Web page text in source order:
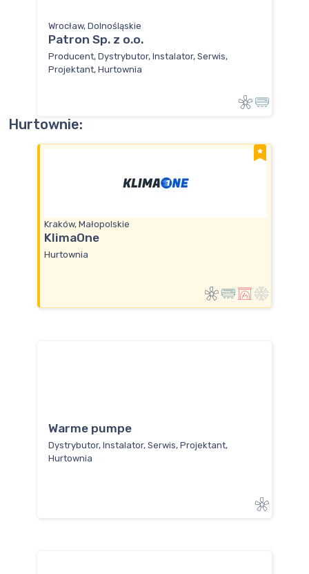
Wrocław, Dolnośląskie
Patron Sp. z o.o.
Producent, Dystrybutor, Instalator, Serwis,
Projektant, Hurtownia
Hurtownie:
Kraków, Małopolskie
KlimaOne
Hurtownia
Warme pumpe
Dystrybutor, Instalator, Serwis, Projektant,
Hurtownia